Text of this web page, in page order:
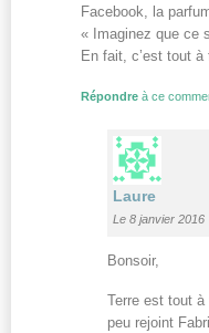
Facebook, la
« Imaginez que ce
En fait, c’est tout
Répondre à ce
Laure
Le 8 janvier 2016
Bonsoir,
Terre est tout à
peu rejoint